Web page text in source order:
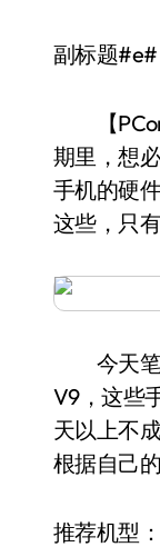
副标题#e#
【
期里，想
手机的硬
这些，只
今天笔
V9，这些
天以上不
根据自己
推荐机型